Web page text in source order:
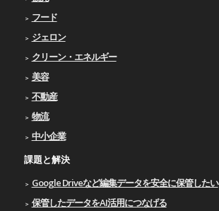
フード
ジェロン
クリーン・エネルギー
美容
不動産
物流
中小企業
課題と解決
Google Driveなど編集データを安全に保管したい
保管したデータをAI活用につなげる